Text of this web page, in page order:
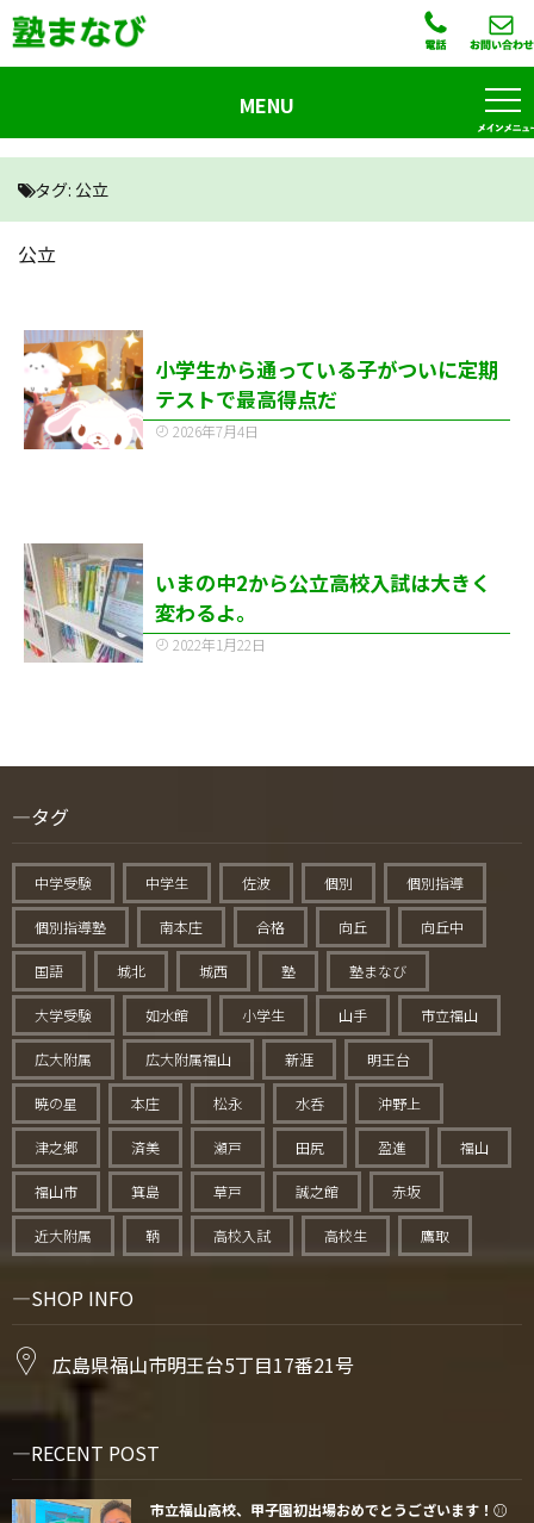
タグ: 公立
公立
小学生から通っている子がついに定期
テストで最高得点だ
2026年7月4日
いまの中2から公立高校入試は大きく
変わるよ。
2022年1月22日
タグ
中学受験 中学生 佐波 個別 個別指導
個別指導塾 南本庄 合格 向丘 向丘中
国語 城北 城西 塾 塾まなび
大学受験 如水館 小学生 山手 市立福山
広大附属 広大附属福山 新涯 明王台
暁の星 本庄 松永 水呑 沖野上
津之郷 済美 瀬戸 田尻 盈進 福山
福山市 箕島 草戸 誠之館 赤坂
近大附属 鞆 高校入試 高校生 鷹取
SHOP INFO
広島県福山市明王台5丁目17番21号
RECENT POST
市立福山高校、甲子園初出場おめでとうございます！⚾️
MENU